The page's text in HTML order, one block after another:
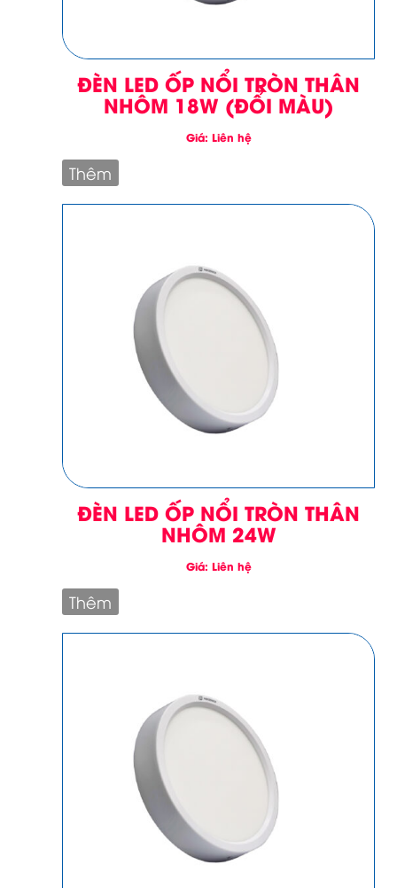
ĐÈN LED ỐP NỔI TRÒN THÂN
NHÔM 18W (ĐỔI MÀU)
Giá: Liên hệ
Thêm
ĐÈN LED ỐP NỔI TRÒN THÂN
NHÔM 24W
Giá: Liên hệ
Thêm